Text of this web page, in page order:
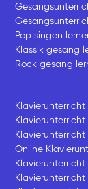
Pop singen
Klassik gesang
Rock gesang
Klavierunterricht
Klavierunterricht
Klavierunterricht
Online